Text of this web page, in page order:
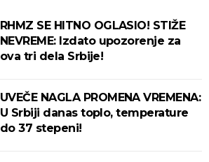
RHMZ SE HITNO OGLASIO! STIŽE
NEVREME: Izdato upozorenje za
ova tri dela Srbije!
UVEČE NAGLA PROMENA VREMENA:
U Srbiji danas toplo, temperature
do 37 stepeni!